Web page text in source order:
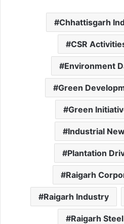
Chhattisgarh
CSR
Environment
Green
Green
Industrial
Plantation
Raigarh
Raigarh Industry
Raigarh